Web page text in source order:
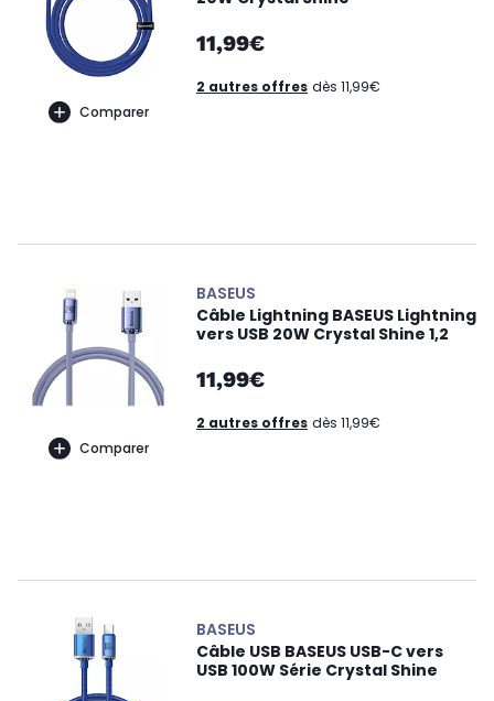
Comparer
11,99€
2 autres offres dès 11,99€
Comparer
BASEUS
Câble Lightning BASEUS Lightning
vers USB 20W Crystal Shine 1,2
11,99€
2 autres offres dès 11,99€
BASEUS
Câble USB BASEUS USB-C vers
USB 100W Série Crystal Shine